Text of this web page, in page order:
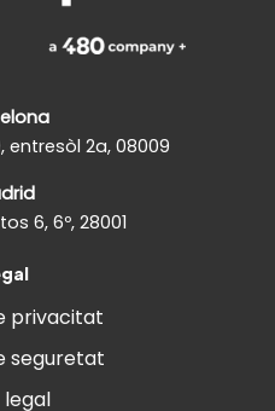
entresòl 2a, 08009
6, 6º, 28001
privacitat
seguretat
legal